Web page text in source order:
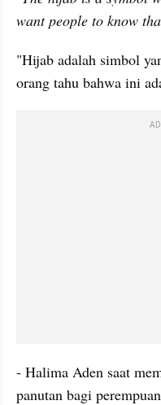
want people to know
"Hijab adalah simbol
orang tahu bahwa ini
- Halima Aden saat
panutan bagi